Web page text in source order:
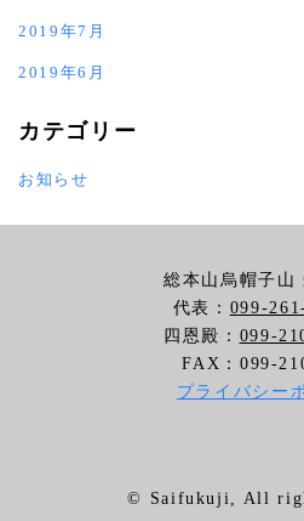
2019年7月
2019年6月
カテゴリー
お知らせ
総本山烏帽子
代表： 099-
四恩殿： 099-
FAX：099-
プライバシー
©️ Saifukuji, All